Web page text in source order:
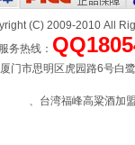
(C) 2009-2010 All
热线：
门市思明区虎园路6号白
、台湾福峰高粱酒加